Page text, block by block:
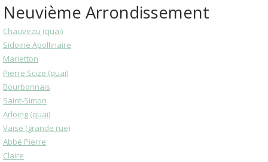
Neuvième Arrondissement
Chauveau (quai)
Sidoine Apollinaire
Marietton
Pierre Scize (quai)
Bourbonnais
Saint-Simon
Arloing (quai)
Vaise (grande rue)
Abbé Pierre
Claire